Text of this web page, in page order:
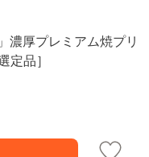
濃厚プレミアム焼プリ
定品］